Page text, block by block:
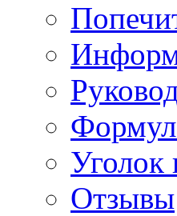
Уголок
Отзывы